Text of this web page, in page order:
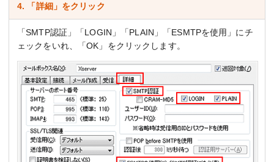
4. 「詳細」をクリック
「SMTP認証」「LOGIN」「PLAIN」「ESMTPを使用」にチ
ェックをいれ、「OK」をクリックします。